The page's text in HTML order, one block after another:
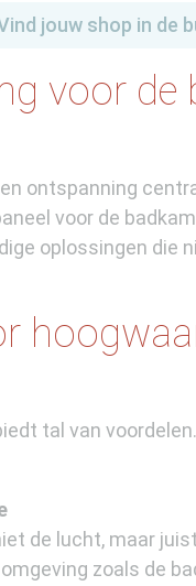
jouw shop in de
voor de
ontspanning
voor de
oplossingen die
tal van
de lucht, maar
zoals de